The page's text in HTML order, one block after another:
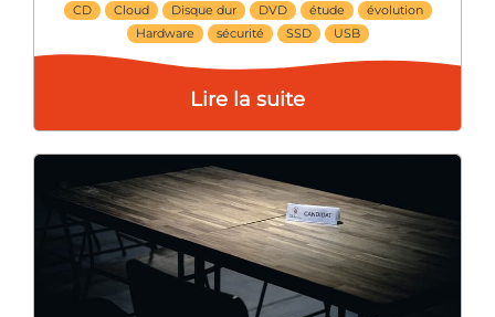
CD Cloud Disque dur DVD étude
évolution
Hardware
sécurité SSD USB
Lire la suite